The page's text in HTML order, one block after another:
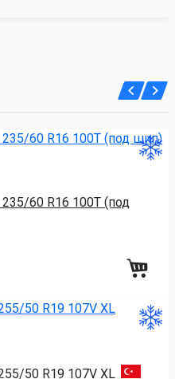
60 R16 100T (под
50 R19 107V XL